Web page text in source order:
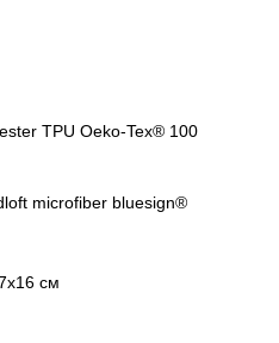
TPU Oeko-Tex® 100
microfiber bluesign®
см